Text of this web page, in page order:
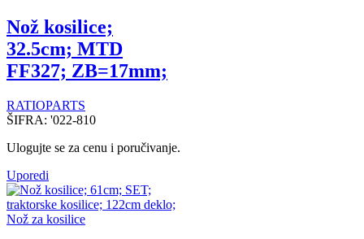
Nož kosilice;
32.5cm; MTD
FF327; ZB=17mm;
RATIOPARTS
ŠIFRA: '022-810
Ulogujte se za cenu i poručivanje.
Uporedi
Nož za kosilice